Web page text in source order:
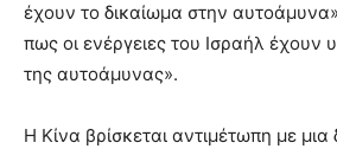
έχουν το δικαίωμα στην
πως οι ενέργειες του Ισραήλ έχουν
της αυτοάμυνας».
Η Κίνα βρίσκεται αντιμέτωπη με